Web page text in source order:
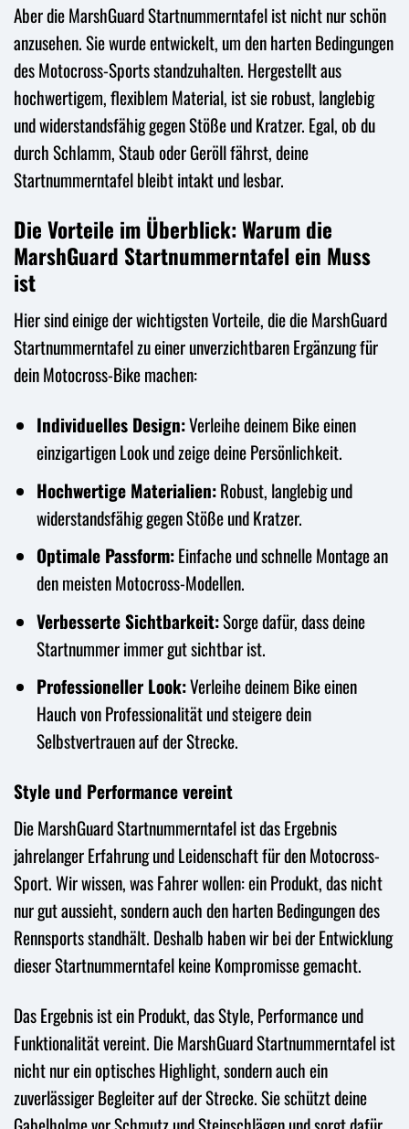
Aber die MarshGuard Startnummerntafel ist nicht nur schön
anzusehen. Sie wurde entwickelt, um den harten Bedingungen
des Motocross-Sports standzuhalten. Hergestellt aus
hochwertigem, flexiblem Material, ist sie robust, langlebig
und widerstandsfähig gegen Stöße und Kratzer. Egal, ob du
durch Schlamm, Staub oder Geröll fährst, deine
Startnummerntafel bleibt intakt und lesbar.
Die Vorteile im Überblick: Warum die
MarshGuard Startnummerntafel ein Muss
ist
Hier sind einige der wichtigsten Vorteile, die die MarshGuard
Startnummerntafel zu einer unverzichtbaren Ergänzung für
dein Motocross-Bike machen:
Individuelles Design:Verleihe deinem Bike einen
einzigartigen Look und zeige deine Persönlichkeit.
Hochwertige Materialien:Robust, langlebig und
widerstandsfähig gegen Stöße und Kratzer.
Optimale Passform:Einfache und schnelle Montage an
den meisten Motocross-Modellen.
Verbesserte Sichtbarkeit:Sorge dafür, dass deine
Startnummer immer gut sichtbar ist.
Professioneller Look:Verleihe deinem Bike einen
Hauch von Professionalität und steigere dein
Selbstvertrauen auf der Strecke.
Style und Performance vereint
Die MarshGuard Startnummerntafel ist das Ergebnis
jahrelanger Erfahrung und Leidenschaft für den Motocross-
Sport. Wir wissen, was Fahrer wollen: ein Produkt, das nicht
nur gut aussieht, sondern auch den harten Bedingungen des
Rennsports standhält. Deshalb haben wir bei der Entwicklung
dieser Startnummerntafel keine Kompromisse gemacht.
Das Ergebnis ist ein Produkt, das Style, Performance und
Funktionalität vereint. Die MarshGuard Startnummerntafel ist
nicht nur ein optisches Highlight, sondern auch ein
zuverlässiger Begleiter auf der Strecke. Sie schützt deine